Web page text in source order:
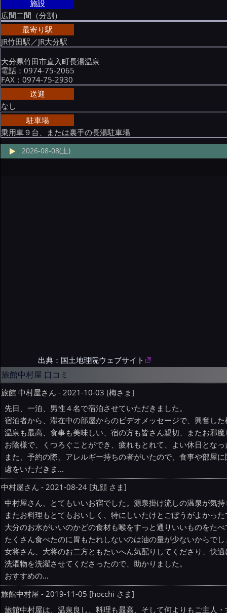
施設
広間二間（分割）
最寄り駅
JR竹田駅／JR大分駅
大分県竹田市直入町長湯温泉
電話：0974-75-2065
FAX：0974-75-2930
送迎
なし
駐車場
乗用車９台、または裏手の長湯駐車場
2026-08-08(土)
出典：国土地理院ウェブサイト
旅館中村屋 口コミ
旅館 中村屋さん - 2021-10-03 [梅さま]
先日、一泊、男性４名で宿泊させていただきました。
宿泊者から、滞在中の部屋からのビデオメッセージで、興奮し
温泉も最高、食事も美味しい、宿の方も皆さん親切、またお邪
お陰様で、くつろぐことができ、疲れもとれて、よい休日とな
また、予約の際、アレルギー持ちの者がいたので、食事や部屋
慮をいただきま…
中村屋さん - 2021-08-24 [丸顔 さま]
中村屋さん、とてもいいお宿でした。源泉掛け流しの温泉が気
またお料理もとてもおいしく、特にしいたけとごぼうがよかっ
大分のお水がいいのかどの食材も喉をすっと通りいいものをた
たくさん食べたのに胃もたれしないのは油の量が少ないからで
女将さん、大将のお二方ともたいへん気配りしてくださり、快
洗濯物を洗濯させてくださったので、助かりました。
おすすめの…
旅館中村屋 - 2019-11-05 [hocchi さま]
旅館中村屋は、温泉良し、料理も最高、そして何よりもご主人